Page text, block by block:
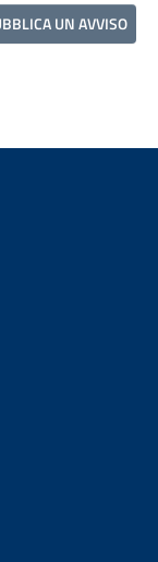
UN AVVISO